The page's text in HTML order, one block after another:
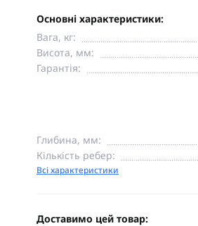
Основні характеристики:
Вага, кг:
Висота, мм:
Гарантія:
Глибина, мм:
Кількість ребер:
Всі характеристики
Доставимо цей товар: